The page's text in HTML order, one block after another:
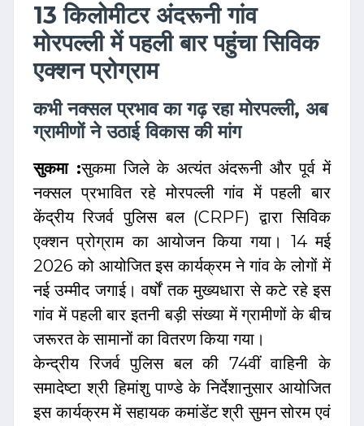
13 किलोमीटर अंदरूनी गांव
मोरपल्ली में पहली बार पहुंचा सिविक
एक्शन प्रोग्राम
कभी नक्सल प्रभाव का गढ़ रहा मोरपल्ली, अब
ग्रामीणों ने उठाई विकास की मांग
सुकमा :सुकमा जिले के अत्यंत अंदरूनी और पूर्व में
नक्सल प्रभावित रहे मोरपल्ली गांव में पहली बार
केंद्रीय रिजर्व पुलिस बल (CRPF) द्वारा सिविक
एक्शन प्रोग्राम का आयोजन किया गया। 14 मई
2026 को आयोजित इस कार्यक्रम ने गांव के लोगों में
नई उम्मीद जगाई। वर्षों तक मुख्यधारा से कटे रहे इस
गांव में पहली बार इतनी बड़ी संख्या में ग्रामीणों के बीच
जरूरत के सामानों का वितरण किया गया।
केन्द्रीय रिजर्व पुलिस बल की 74वीं वाहिनी के
समादेष्टा श्री हिमांशु पाण्डे के निर्देशानुसार आयोजित
इस कार्यक्रम में सहायक कमांडेंट श्री सुमन सोरम एवं